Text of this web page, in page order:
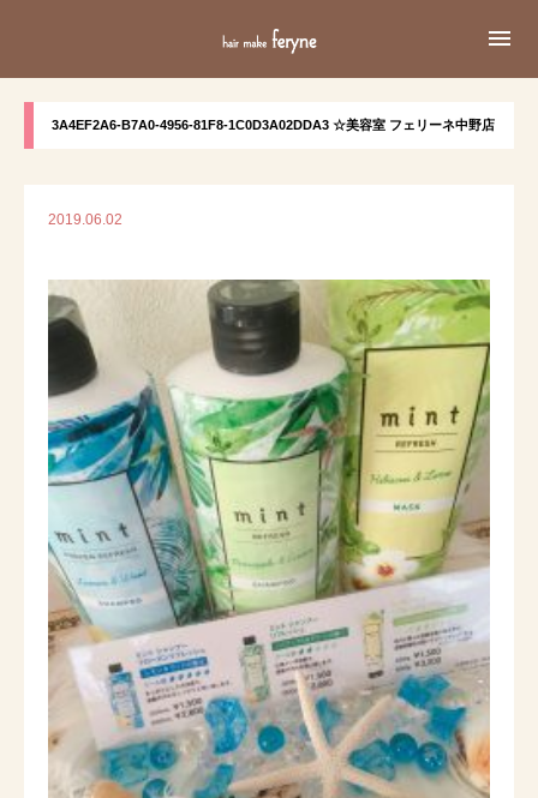

3A4EF2A6-B7A0-4956-81F8-1C0D3A02DDA3 ☆美容室 フェリーネ中野店
2019.06.02